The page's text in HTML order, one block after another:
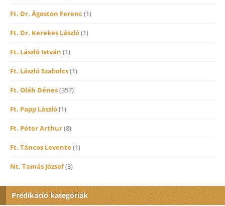
Ft. Dr. Ágoston Ferenc (1)
Ft. Dr. Kerekes László(1)
Ft. László István (1)
Ft. László Szabolcs(1)
Ft. Oláh Dénes(357)
Ft. Papp László(1)
Ft. Péter Arthur(8)
Ft. Táncos Levente(1)
Nt. Tamás József(3)
Prédikáció kategóriák